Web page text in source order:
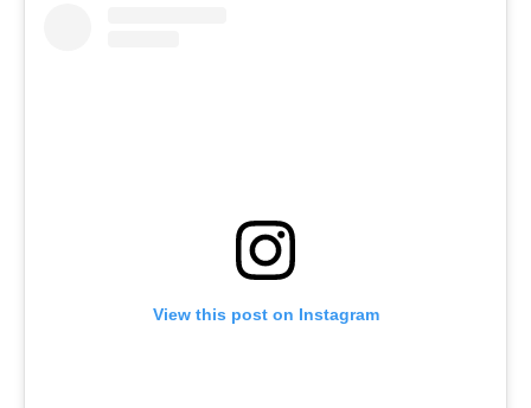
View this post on Instagram